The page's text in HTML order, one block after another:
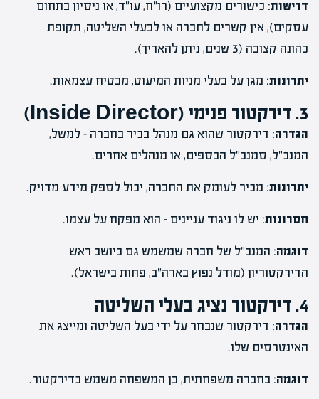
דרישות: כישורים מקצועיים (רו"ח, עו"ד, או ניסיון בתחום
עסקים), אין קשרים לחברה או לבעלי השליטה, תקופת
כהונה קצובה (3 שנים, ניתן להאריך).
יתרונות: מגן על בעלי מניות המיעוט, מבטיח עצמאות.
3. דירקטור פנימי (Inside Director)
הגדרה: דירקטור שהוא גם מנהל בכיר בחברה – למשל,
המנכ"ל, סמנכ"ל הכספים, או מנהלים אחרים.
יתרונות: מכיר לעומק את החברה, יכול לספק מידע מדויק.
חסרונות: יש לו ניגוד עניינים – הוא מפקח על עצמו.
דוגמה: המנכ"ל של חברה שמשמש גם כיושב ראש
הדירקטוריון (מודל נפוץ בארה"ב, פחות בישראל).
4. דירקטור נציג בעלי השליטה
הגדרה: דירקטור שנבחר על ידי בעל השליטה ומייצג את
האינטרסים שלו.
דוגמה: בחברה משפחתית, בן המשפחה משמש כדירקטור.